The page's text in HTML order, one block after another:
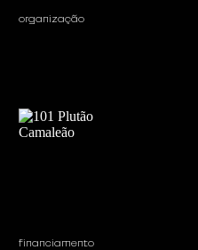
organização
financiamento